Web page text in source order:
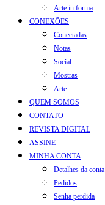
Arte.in.forma
CONEXÕES
Conectadas
Notas
Social
Mostras
Arte
QUEM SOMOS
CONTATO
REVISTA DIGITAL
ASSINE
MINHA CONTA
Detalhes da conta
Pedidos
Senha perdida